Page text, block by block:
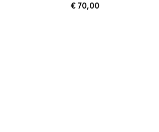
€ 70,00